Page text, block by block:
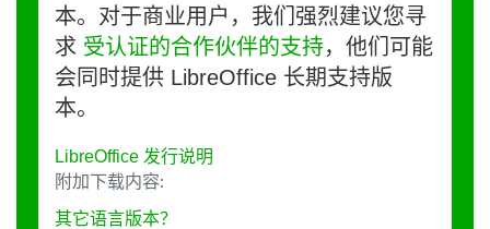
本。对于商业用户，我们强烈建议您寻
求 受认证的合作伙伴的支持，他们可能
会同时提供 LibreOffice 长期支持版
本。
LibreOffice 发行说明
附加下载内容:
其它语言版本？